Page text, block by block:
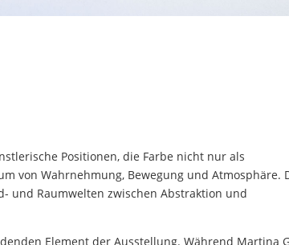
Positionen, die Farbe nicht nur als
von Wahrnehmung, Bewegung und Atmosphäre.
und Raumwelten zwischen Abstraktion und
Element der Ausstellung. Während Martina